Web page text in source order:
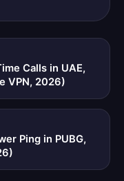
Calls in UAE,
VPN, 2026)
Ping in PUBG,